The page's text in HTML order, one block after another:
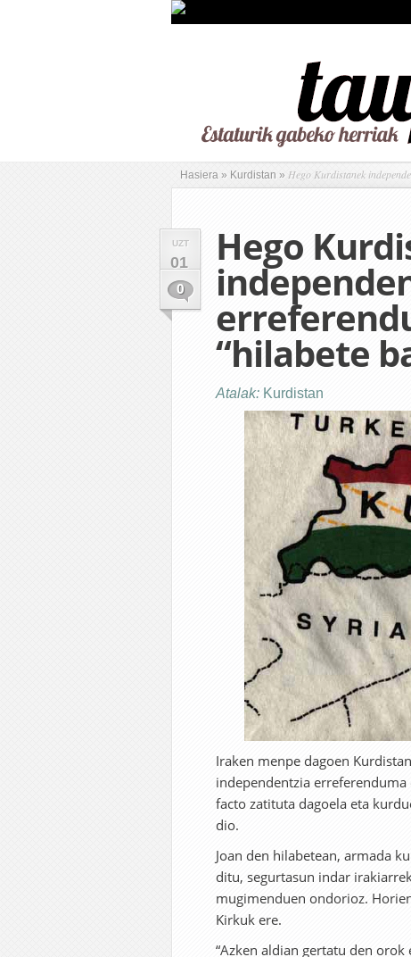
Hasiera » Kurdistan » Hego Kurdistanek
UZT
01
0
Hego
“hilabete
Atalak: Kurdistan
Iraken menpe dagoen
independentzia
facto zatituta dagoela eta
dio.
Joan den hilabetean, armada
ditu, segurtasun indar
mugimenduen ondorioz.
Kirkuk ere.
“Azken aldian gertatu den